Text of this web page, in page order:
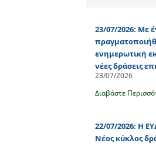
23/07/2026: Με
ενημερωτική
νέες δράσεις
23/07/2026
Διαβάστε
22/07/2026: Η
Νέος κύκλος